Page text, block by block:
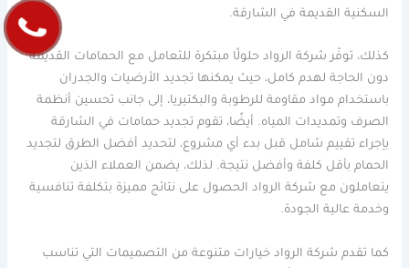
السكنية القديمة في الشارقة.
كذلك، توفّر شركة الرواد حلولًا مبتكرة للتعامل مع الحمامات القديمة
دون الحاجة لهدم كامل، حيث يمكنها تجديد الأرضيات والجدران
باستخدام مواد مقاومة للرطوبة والبكتيريا، إلى جانب تحسين أنظمة
الصرف وتمديدات المياه. أيضًا، تقوم تجديد حمامات في الشارقة
بإجراء تقييم شامل قبل بدء أي مشروع، لتحديد أفضل الطرق لتجديد
الحمام بأقل كلفة وأفضل نتيجة. لذلك، يضمن العملاء الذين
يتعاملون مع شركة الرواد الحصول على نتائج مميزة بتكلفة تنافسية
وخدمة عالية الجودة.
كما تقدم شركة الرواد خيارات متنوعة من التصميمات التي تناسب